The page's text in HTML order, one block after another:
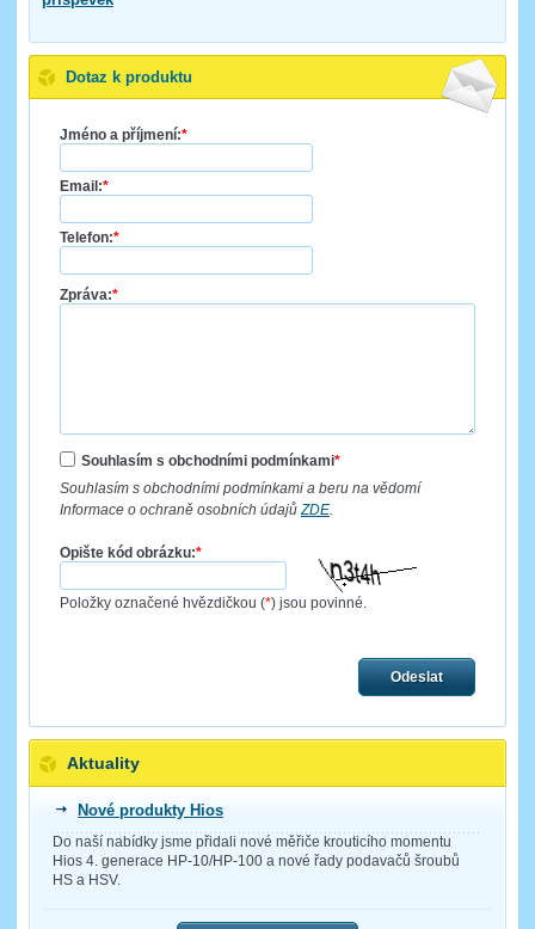
Dotaz k produktu
Jméno a příjmení:*
Email:*
Telefon:*
Zpráva:*
Souhlasím s obchodními podmínkami*
Souhlasím s obchodními podmínkami a beru na vědomí
Informace o ochraně osobních údajů ZDE
Opište kód obrázku:*
Položky označené hvězdičkou (*) jsou povinné.
Odeslat
Aktuality
Nové produkty Hios
Do naší nabídky jsme přidali nové měřiče krouticího momentu
Hios 4. generace HP-10/HP-100 a nové řady podavačů šroubů
HS a HSV.